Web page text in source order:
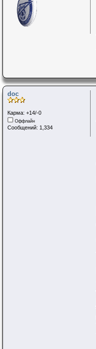
doc
Карма: +14/-0
Оффлайн
Сообщений: 1,334